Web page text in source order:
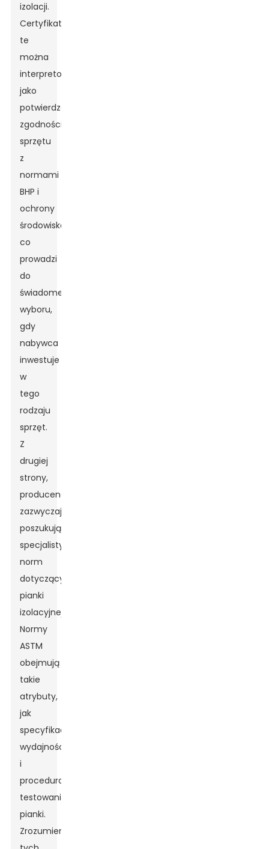
izolacji.
Certyfikaty
te
można
interpretować
jako
potwierdzenie
zgodności
sprzętu
z
normami
BHP i
ochrony
środowiska,
co
prowadzi
do
świadomego
wyboru,
gdy
nabywca
inwestuje
w
tego
rodzaju
sprzęt.
Z
drugiej
strony,
producenci
zazwyczaj
poszukują
specjalistycznych
norm
dotyczących
pianki
izolacyjnej.
Normy
ASTM
obejmują
takie
atrybuty,
jak
specyfikacja
wydajności
i
procedura
testowania
pianki.
Zrozumienie